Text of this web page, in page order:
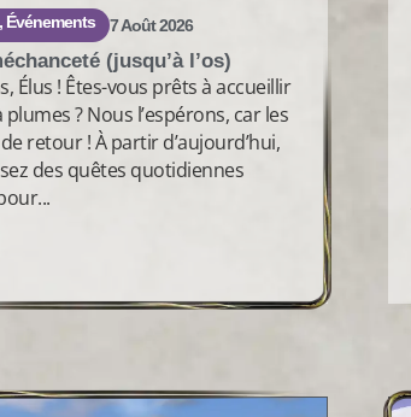
, Événements 7 Août 2026
(jusqu’à l’os)
Élus ! Êtes-vous prêts à accueillir
plumes ? Nous l’espérons, car les
retour ! À partir d’aujourd’hui,
des quêtes quotidiennes